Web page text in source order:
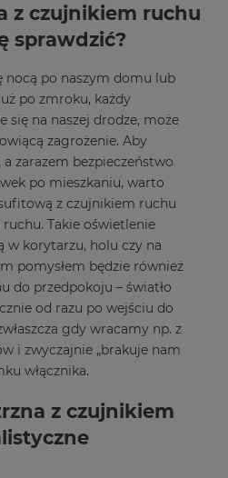
z czujnikiem ruchu
sprawdzić?
nocą po naszym domu lub
po zmroku, każdy
się na naszej drodze, może
zagrożenie. Aby
zarazem bezpieczeństwo
po mieszkaniu, warto
z czujnikiem ruchu
Takie oświetlenie
w korytarzu, holu czy na
pomysłem będzie również
do przedpokoju – światło
od razu po wejściu do
gdy wracamy np. z
i zwyczajnie „brakuje nam
włącznika.
z czujnikiem